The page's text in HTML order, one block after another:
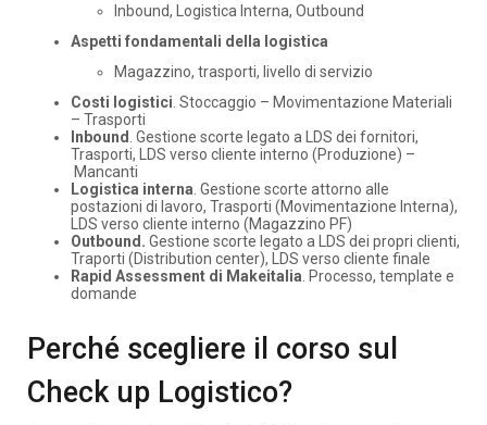
Inbound, Logistica Interna, Outbound
Aspetti fondamentali della logistica
Magazzino, trasporti, livello di servizio
Costi logistici . Stoccaggio – Movimentazione Materiali
– Trasporti
Inbound . Gestione scorte legato a LDS dei fornitori,
Trasporti, LDS verso cliente interno (Produzione) –
Mancanti​
Logistica interna . Gestione scorte attorno alle
postazioni di lavoro, Trasporti (Movimentazione Interna),
LDS verso cliente interno (Magazzino PF)​
Outbound. Gestione scorte legato a LDS dei propri clienti,
Traporti (Distribution center), LDS verso cliente finale ​
Rapid Assessment di Makeitalia . Processo, template e
domande
Perché scegliere il corso sul
Check up Logistico?